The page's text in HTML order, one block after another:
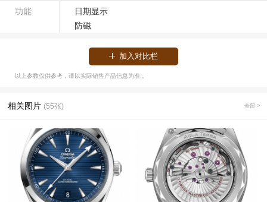
功能
日期显示
防磁
加入对比栏
以上参数仅供参考，请以实际销售产品信息为准;。
相关图片 (55张) 全部 >